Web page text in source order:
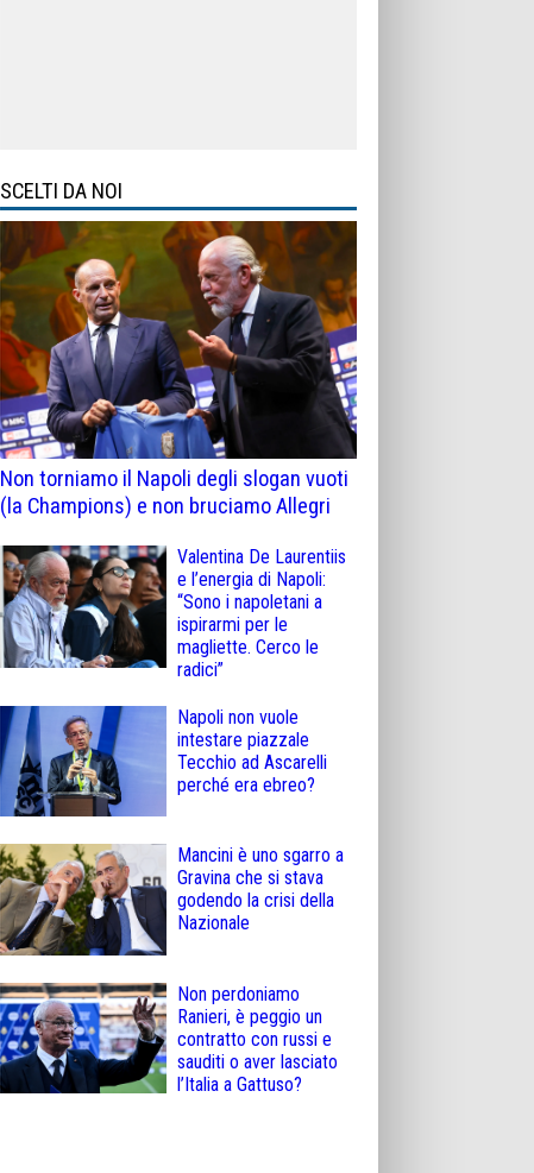
SCELTI DA NOI
Non torniamo il Napoli degli slogan vuoti
(la Champions) e non bruciamo Allegri
Valentina De Laurentiis
e l’energia di Napoli:
“Sono i napoletani a
ispirarmi per le
magliette. Cerco le
radici”
Napoli non vuole
intestare piazzale
Tecchio ad Ascarelli
perché era ebreo?
Mancini è uno sgarro a
Gravina che si stava
godendo la crisi della
Nazionale
Non perdoniamo
Ranieri, è peggio un
contratto con russi e
sauditi o aver lasciato
l’Italia a Gattuso?